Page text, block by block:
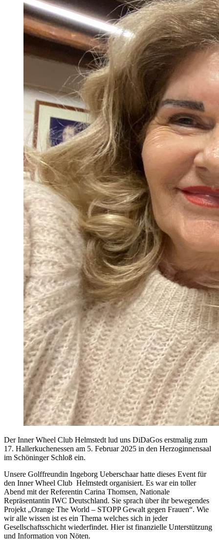
Der Inner Wheel Club Helmstedt lud uns DiDaGos erstmalig zum
17. Hallerkuchenessen am 5. Februar 2025 in den Herzoginnensaal
im Schöninger Schloß ein.
Unsere Golffreundin Ingeborg Ueberschaar hatte dieses Event für
den Inner Wheel Club Helmstedt organisiert. Es war ein toller
Abend mit der Referentin Carina Thomsen, Nationale
Repräsentantin IWC Deutschland. Sie sprach über ihr bewegendes
Projekt „Orange The World – STOPP Gewalt gegen Frauen“. Wie
wir alle wissen ist es ein Thema welches sich in jeder
Gesellschaftsschicht wiederfindet. Hier ist finanzielle Unterstützung
und Information von Nöten.